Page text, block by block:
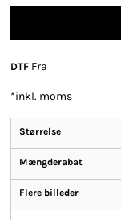
DTF Fra
*inkl. moms
Størrelse
Mængderabat
Flere billeder